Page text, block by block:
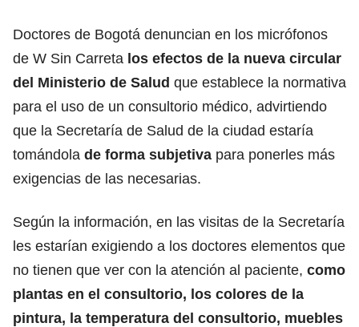
Doctores de Bogotá denuncian en los micrófonos
de W Sin Carreta los efectos de la nueva circular
del Ministerio de Salud que establece la normativa
para el uso de un consultorio médico, advirtiendo
que la Secretaría de Salud de la ciudad estaría
tomándola de forma subjetiva para ponerles más
exigencias de las necesarias.
Según la información, en las visitas de la Secretaría
les estarían exigiendo a los doctores elementos que
no tienen que ver con la atención al paciente, como
plantas en el consultorio, los colores de la
pintura, la temperatura del consultorio, muebles